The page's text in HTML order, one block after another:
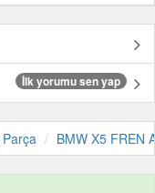
İlk yorumu sen yap
BMW X5 FREN